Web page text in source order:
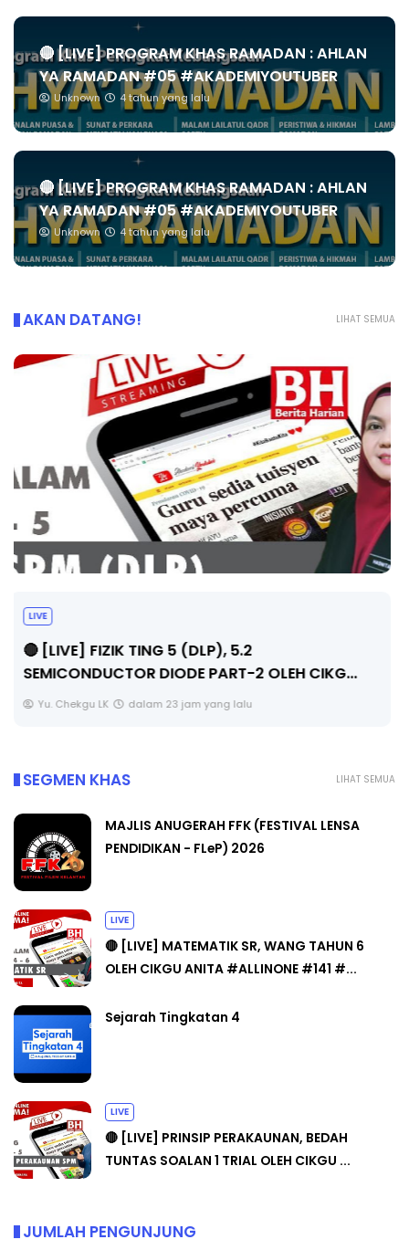
🔴 [LIVE] PROGRAM KHAS RAMADAN : AHLAN
YA RAMADAN #05 #AKADEMIYOUTUBER
Unknown 4 tahun yang lalu
🔴 [LIVE] PROGRAM KHAS RAMADAN : AHLAN
YA RAMADAN #05 #AKADEMIYOUTUBER
Unknown 4 tahun yang lalu
LIHAT SEMUA
AKAN DATANG!
LIVE
🔴 [LIVE] PRINSIP PERAKAUNAN, PECUT SKOR
SOALAN 1 TRIAL OLEH CIKGU WAN...
Yu. Chekgu LK dalam 23 jam yang lalu
LIHAT SEMUA
SEGMEN KHAS
MAJLIS ANUGERAH FFK (FESTIVAL LENSA
PENDIDIKAN - FLeP) 2026
LIVE
🔴 [LIVE] MATEMATIK SR, WANG TAHUN 6
OLEH CIKGU ANITA #ALLINONE #141 #...
Sejarah Tingkatan 4
LIVE
🔴 [LIVE] PRINSIP PERAKAUNAN, BEDAH
TUNTAS SOALAN 1 TRIAL OLEH CIKGU ...
JUMLAH PENGUNJUNG